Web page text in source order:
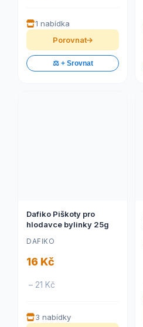
1 nabídka
Porovnat
⚖️ + Srovnat
Dafiko Piškoty pro
hlodavce bylinky 25g
DAFIKO
16 Kč
– 21 Kč
3 nabídky